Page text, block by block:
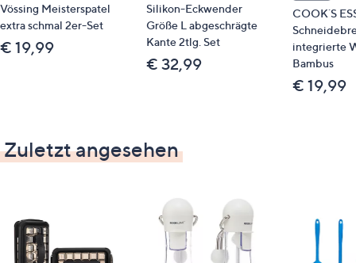
Vössing Meisterspatel
extra schmal 2er-Set
€ 19,99
Silikon-Eckwender
Größe L abgeschrägte
Kante 2tlg. Set
€ 32,99
COOK´S
integrierte
Bambus
€ 19,99
Zuletzt angesehen